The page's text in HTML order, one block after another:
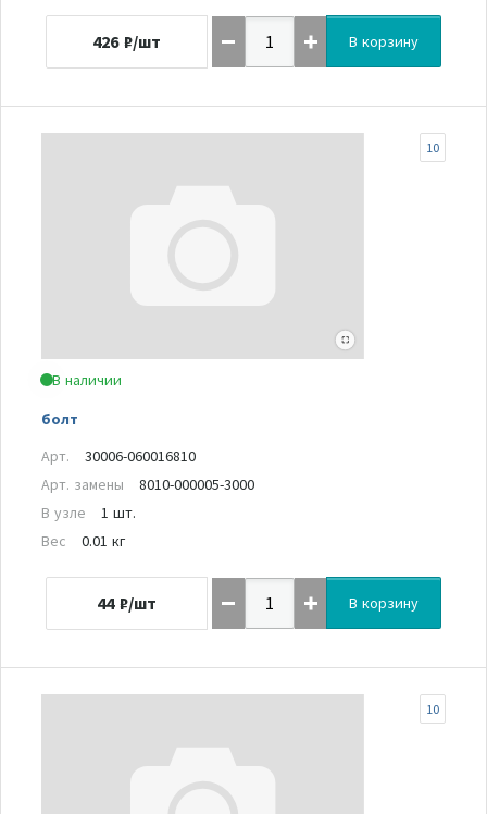
426 ₽/шт В корзину
В наличии
болт
10
Арт.
30006-060016810
Арт. замены
8010-000005-3000
В узле
1 шт.
Вес
0.01 кг
44 ₽/шт В корзину
10